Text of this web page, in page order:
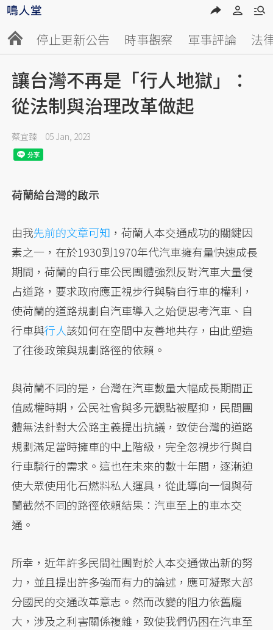
停止更新公告 時事觀察 軍事評論 法
讓台灣不再是「行人地獄」：
從法制與治理改革做起
蔡宜臻 05 Jan, 2023
荷蘭給台灣的啟示
由我先前的文章可知 ，荷蘭人本交通成功的關鍵因
素之一，在於1930到1970年代汽車擁有量快速成長
期間，荷蘭的自行車公民團體強烈反對汽車大量侵
占道路，要求政府應正視步行與騎自行車的權利，
使荷蘭的道路規劃自汽車導入之始便思考汽車、自
行車與行人該如何在空間中友善地共存，由此塑造
了往後政策與規劃路徑的依賴。
與荷蘭不同的是，台灣在汽車數量大幅成長期間正
值威權時期，公民社會與多元觀點被壓抑，民間團
體無法針對大公路主義提出抗議，致使台灣的道路
規劃滿足當時擁車的中上階級，完全忽視步行與自
行車騎行的需求。這也在未來的數十年間，逐漸迫
使大眾使用化石燃料私人運具，從此導向一個與荷
蘭截然不同的路徑依賴結果：汽車至上的車本交
通。
所幸，近年許多民間社團對於人本交通做出新的努
力，並且提出許多強而有力的論述，應可凝聚大部
分國民的交通改革意志。然而改變的阻力依舊龐
大，涉及之利害關係複雜，致使我們仍困在汽車至